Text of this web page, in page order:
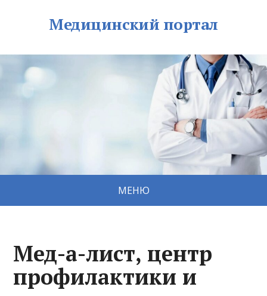
Медицинский портал
МЕНЮ
Мед-а-лист, центр
профилактики и